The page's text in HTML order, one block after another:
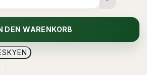
DEN WARENKORB